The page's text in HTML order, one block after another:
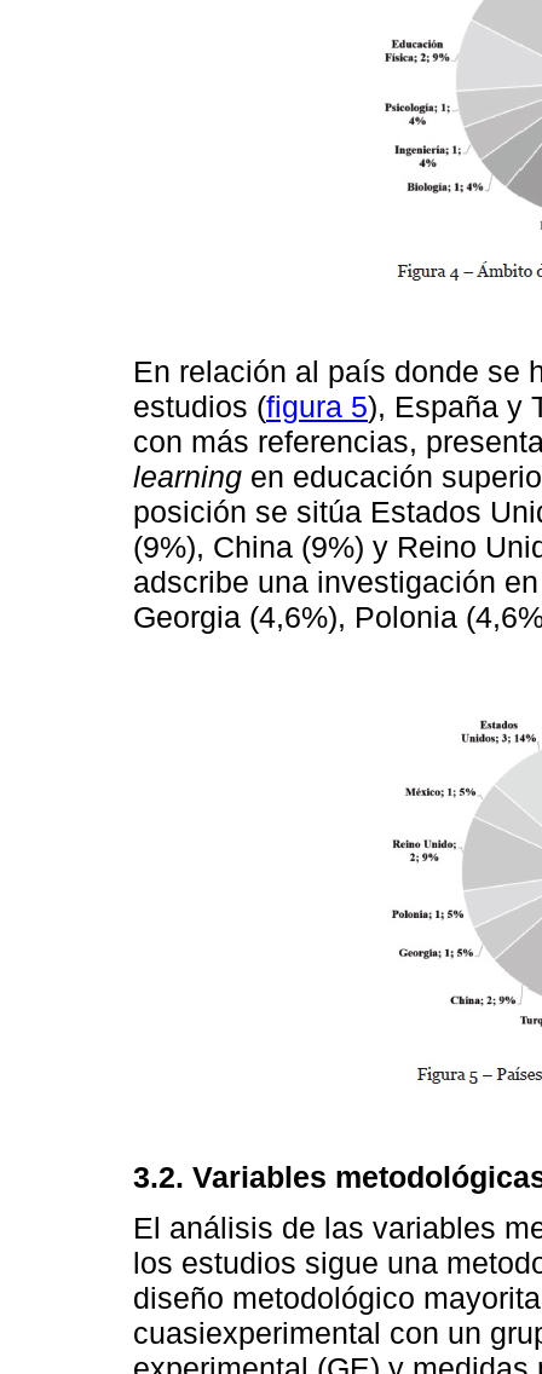
En relación al país donde se
estudios (figura 5), España y
con más referencias,
learning en educación
posición se sitúa Estados
(9%), China (9%) y Reino
adscribe una investigación
Georgia (4,6%), Polonia
3.2. Variables
El análisis de las variables
los estudios sigue una
diseño metodológico
cuasiexperimental con un